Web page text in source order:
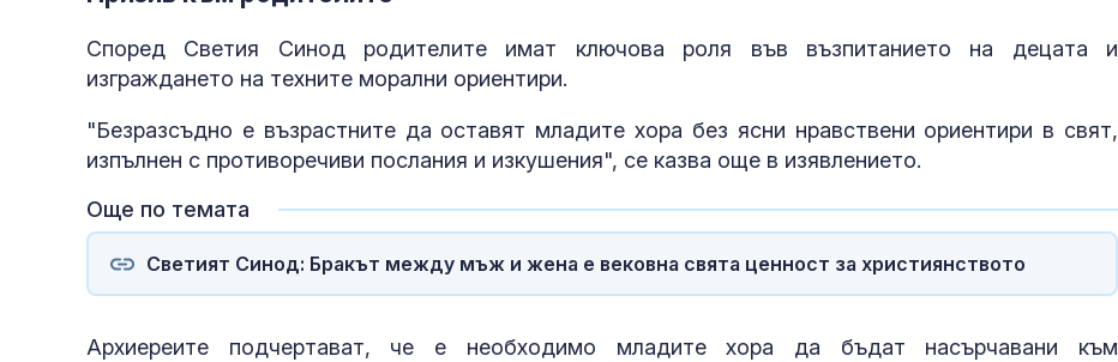
Според Светия Синод родителите имат ключова роля във възпитанието на децата и
изграждането на техните морални ориентири.
"Безразсъдно е възрастните да оставят младите хора без ясни нравствени ориентири в свят,
изпълнен с противоречиви послания и изкушения", се казва още в изявлението.
Още по темата
Светият Синод: Бракът между мъж и жена е вековна свята ценност за християнството
Архиереите подчертават, че е необходимо младите хора да бъдат насърчавани към